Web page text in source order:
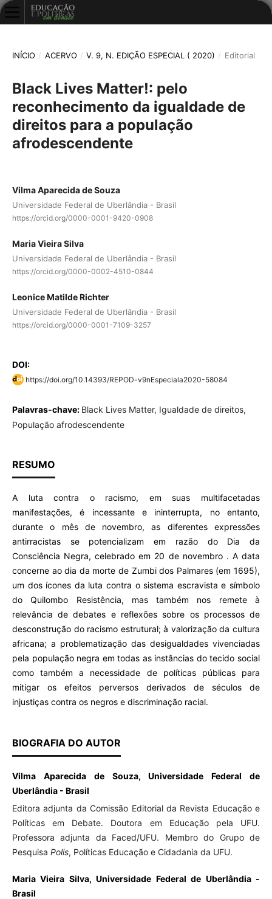
INÍCIO / ACERVO / V. 9, N. EDIÇÃO ESPECIAL ( 2020) / Editorial
Black Lives Matter!: pelo
reconhecimento da igualdade de
direitos para a população
afrodescendente
Vilma Aparecida de Souza
Universidade Federal de Uberlândia - Brasil
https://orcid.org/0000-0001-9420-0908
Maria Vieira Silva
Universidade Federal de Uberlândia - Brasil
https://orcid.org/0000-0002-4510-0844
Leonice Matilde Richter
Universidade Federal de Uberlândia - Brasil
https://orcid.org/0000-0001-7109-3257
DOI:
https://doi.org/10.14393/REPOD-v9nEspeciala2020-58084
Palavras-chave: Black Lives Matter, Igualdade de direitos,
População afrodescendente
RESUMO
A luta contra o racismo, em suas multifacetadas
manifestações, é incessante e ininterrupta, no entanto,
durante o mês de novembro, as diferentes expressões
antirracistas se potencializam em razão do Dia da
Consciência Negra, celebrado em 20 de novembro . A data
concerne ao dia da morte de Zumbi dos Palmares (em 1695),
um dos ícones da luta contra o sistema escravista e símbolo
do Quilombo Resistência, mas também nos remete à
relevância de debates e reflexões sobre os processos de
desconstrução do racismo estrutural; à valorização da cultura
africana; a problematização das desigualdades vivenciadas
pela população negra em todas as instâncias do tecido social
como também a necessidade de políticas públicas para
mitigar os efeitos perversos derivados de séculos de
injustiças contra os negros e discriminação racial.
BIOGRAFIA DO AUTOR
Vilma Aparecida de Souza, Universidade Federal de
Uberlândia - Brasil
Editora adjunta da Comissão Editorial da Revista Educação e
Políticas em Debate. Doutora em Educação pela UFU.
Professora adjunta da Faced/UFU. Membro do Grupo de
Pesquisa Polis, Políticas Educação e Cidadania da UFU.
Maria Vieira Silva, Universidade Federal de Uberlândia -
Brasil